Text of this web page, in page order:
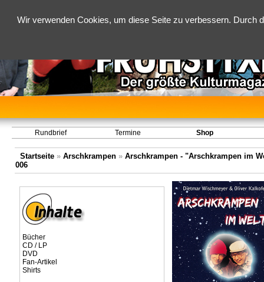
Wir verwenden Cookies, um diese Seite zu verbessern.
Rundbrief Termine Shop
Startseite» Arschkrampen» Arschkrampen - "Arschkrampen im
006
Bücher
CD / LP
DVD
Fan-Artikel
Shirts